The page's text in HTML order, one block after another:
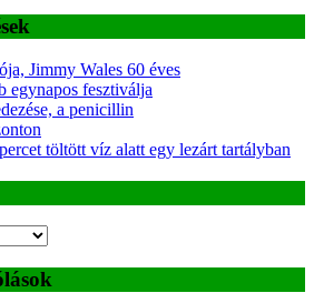
Jimmy Wales 60 éves
egynapos fesztiválja
a penicillin
töltött víz alatt egy lezárt tartályban